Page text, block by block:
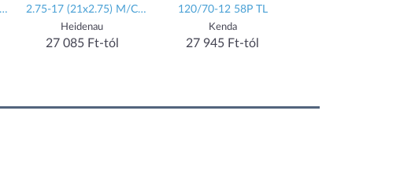
2.75-17 (21x2.75) M/C
47P TT
Heidenau
27 085 Ft-tól
120/70-12 58P TL
Kenda
27 945 Ft-tól